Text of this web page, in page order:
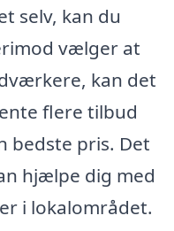
selv, kan du
vælger at
kan det
flere tilbud
bedste pris. Det
hjælpe dig med
i lokalområdet.